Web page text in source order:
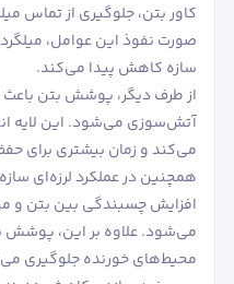
کاور بتن، جلوگیری از تماس
صورت نفوذ این عوامل،
سازه کاهش پیدا می‌کند.
از طرف دیگر، پوشش بتن باعث
آتش‌سوزی می‌شود. این لایه
می‌کند و زمان بیشتری برای
همچنین در عملکرد لرزه‌ای
افزایش چسبندگی بین بتن و
می‌شود. علاوه بر این، پوشش
محیط‌های خورنده جلوگیری